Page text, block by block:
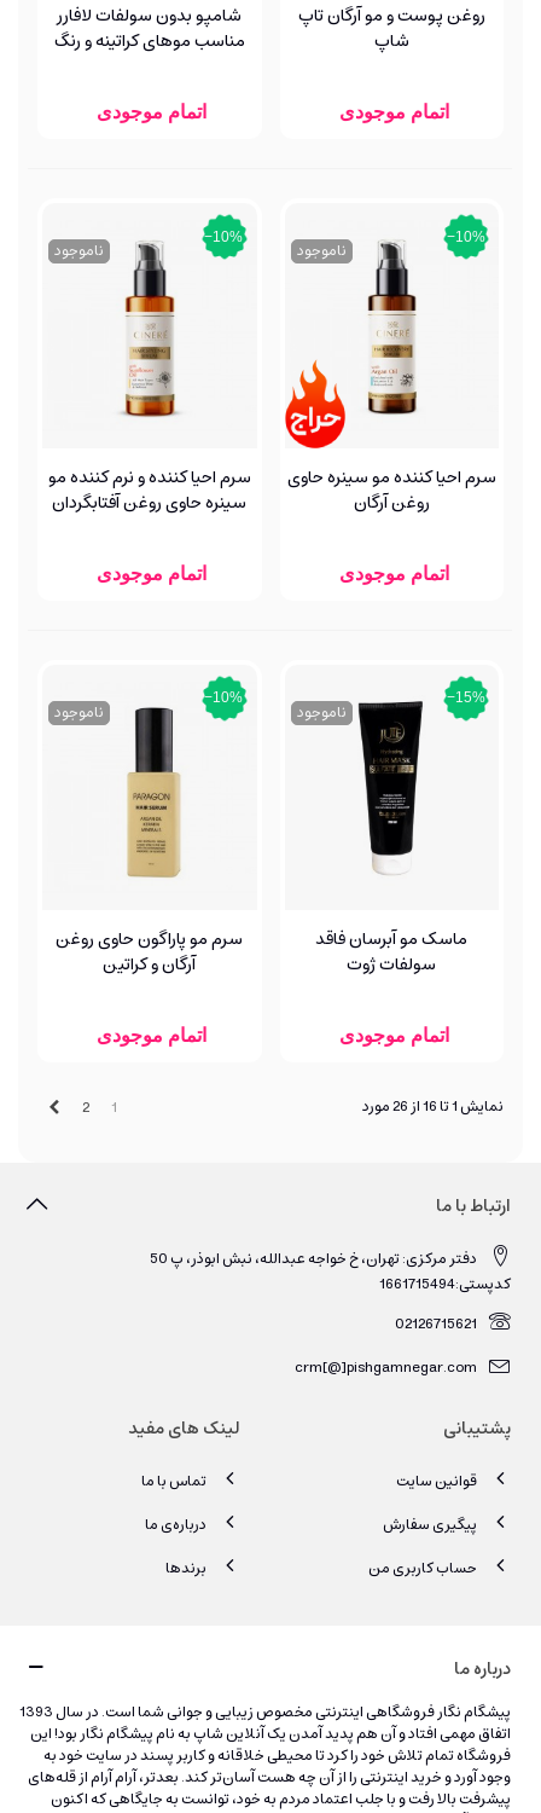
روغن پوست و مو آرگان تاپ
شاپ
اتمام موجودی
شامپو بدون سولفات لافارر
مناسب موهای کراتینه و رنگ
اتمام موجودی
‎−10%
ناموجود
سرم احیا کننده مو سینره حاوی
روغن آرگان
اتمام موجودی
‎−10%
ناموجود
سرم احیا کننده و نرم کننده مو
سینره حاوی روغن آفتابگردان
اتمام موجودی
‎−15%
ناموجود
ماسک مو آبرسان فاقد
سولفات ژوت
اتمام موجودی
‎−10%
ناموجود
سرم مو پاراگون حاوی روغن
آرگان و کراتین
اتمام موجودی
نمایش 1 تا 16 از 26 مورد 1
2
ارتباط با ما
دفتر مرکزی: تهران، خ خواجه عبدالله، نبش ابوذر، پ 50
کدپستی:1661715494
02126715621
crm[@]pishgamnegar.com
پشتیبانی
قوانین سایت
پیگیری سفارش
حساب کاربری من
لینک های مفید
تماس با ما
درباره‌ی ما
برندها
درباره ما
پیشگام نگار فروشگاهی اینترنتی مخصوص زیبایی و جوانی شما است. در سال 1393
اتفاق مهمی افتاد و آن هم پدید آمدن یک آنلاین شاپ به نام پیشگام نگار بود! این
فروشگاه تمام تلاش خود را کرد تا محیطی خلاقانه و کاربر پسند در سایت خود به
وجود آورد و خرید اینترنتی را از آن چه هست آسان‌تر کند. بعدتر، آرام آرام از قله‌های
پیشرفت بالا رفت و با جلب اعتماد مردم به خود، توانست به جایگاهی که اکنون